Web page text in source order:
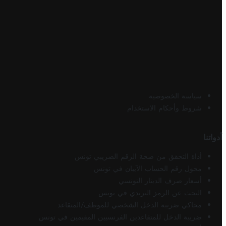
سياسة الخصوصية
شروط وأحكام الاستخدام
أدواتنا
أداة التحقق من صحة الرقم الضريبي تونس
محول رقم الحساب الآيبان في تونس
أسعار صرف الدينار التونسي
البحث عن الرمز البريدي في تونس
محاكي ضريبة الدخل الشخصي للموظف/المتقاعد
ضريبة الدخل للمتقاعدين الفرنسيين المقيمين في تونس